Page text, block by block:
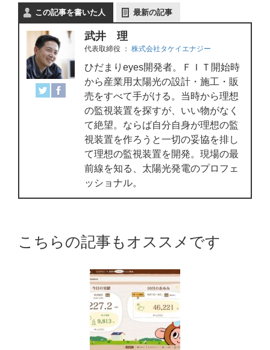
この記事を書いた人 最新の記事
武井 理
代表取締役 ： 株式会社タケイエナジー
ひだまりeyes開発者。ＦＩＴ開始時
から産業用太陽光の設計・施工・販
売をすべて手がける。当時から理想
の監視装置を探すが、いい物がなく
て絶望。ならば自分自身が理想の監
視装置を作ろうと一切の妥協を排し
て理想の監視装置を開発。現場の最
前線を知る、太陽光発電のプロフェ
ッショナル。
こちらの記事もオススメです